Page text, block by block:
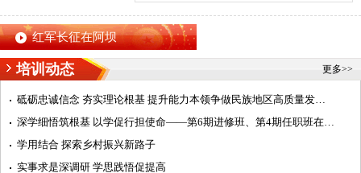
红军长征在阿坝
更多>>
培训动态
学用结合 探索乡村振兴新路子
实事求是深调研 学思践悟促提高